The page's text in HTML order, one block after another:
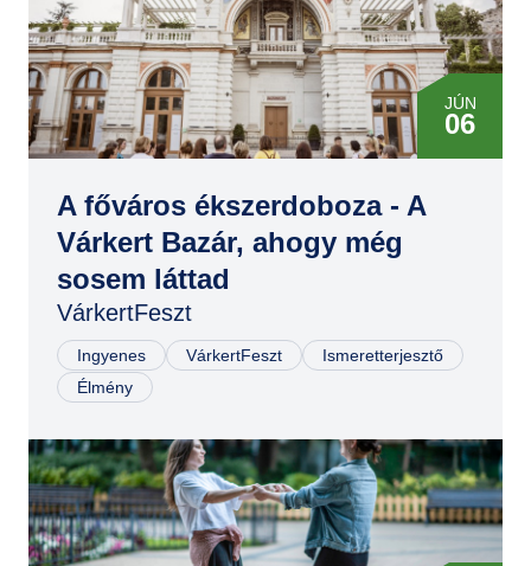
JÚN
06
JÚN
07
A főváros ékszerdoboza - A
Várkert Bazár, ahogy még
sosem láttad
VárkertFeszt
Ingyenes VárkertFeszt
Ismeretterjesztő
Élmény